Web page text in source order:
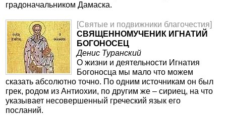
градоначальником Дамаска.
[Святые и подвижники благочестия]
СВЯЩЕННОМУЧЕНИК ИГНАТИЙ
БОГОНОСЕЦ
Денис Туранский
О жизни и деятельности Игнатия
Богоносца мы мало что можем
сказать абсолютно точно. По одним источникам он был
грек, родом из Антиохии, по другим же – сириец, на что
указывает несовершенный греческий язык его
посланий.